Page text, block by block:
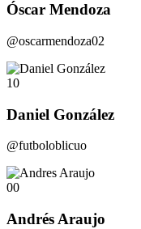
Óscar Mendoza
@oscarmendoza02
10
Daniel González
@futboloblicuo
00
Andrés Araujo